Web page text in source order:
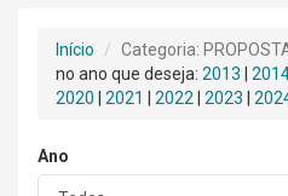
Início Categoria:
no ano que deseja: 2013
2020
2021 2022 2023
Ano